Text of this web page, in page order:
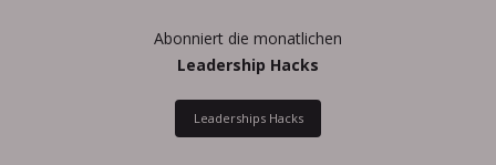
Abonniert die monatlichen
Leadership Hacks
Leaderships Hacks